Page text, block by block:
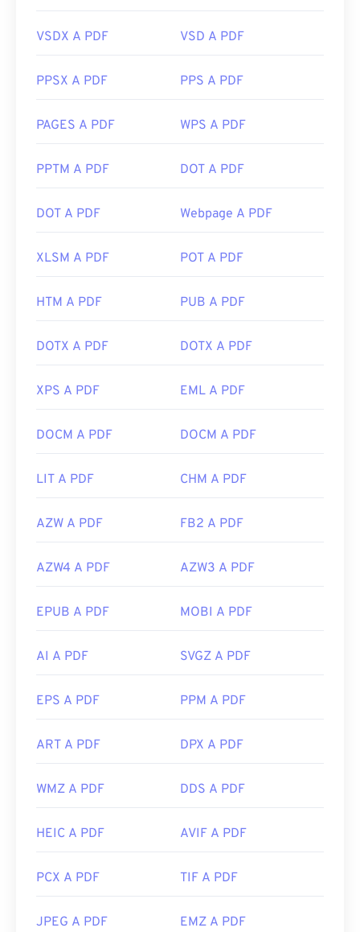
VSDX A PDF VSD A PDF
PPSX A PDF PPS A PDF
PAGES A PDF WPS A PDF
PPTM A PDF DOT A PDF
DOT A PDF Webpage A PDF
XLSM A PDF POT A PDF
HTM A PDF PUB A PDF
DOTX A PDF DOTX A PDF
XPS A PDF EML A PDF
DOCM A PDF DOCM A PDF
LIT A PDF CHM A PDF
AZW A PDF FB2 A PDF
AZW4 A PDF AZW3 A PDF
EPUB A PDF MOBI A PDF
AI A PDF SVGZ A PDF
EPS A PDF PPM A PDF
ART A PDF DPX A PDF
WMZ A PDF DDS A PDF
HEIC A PDF AVIF A PDF
PCX A PDF TIF A PDF
JPEG A PDF EMZ A PDF